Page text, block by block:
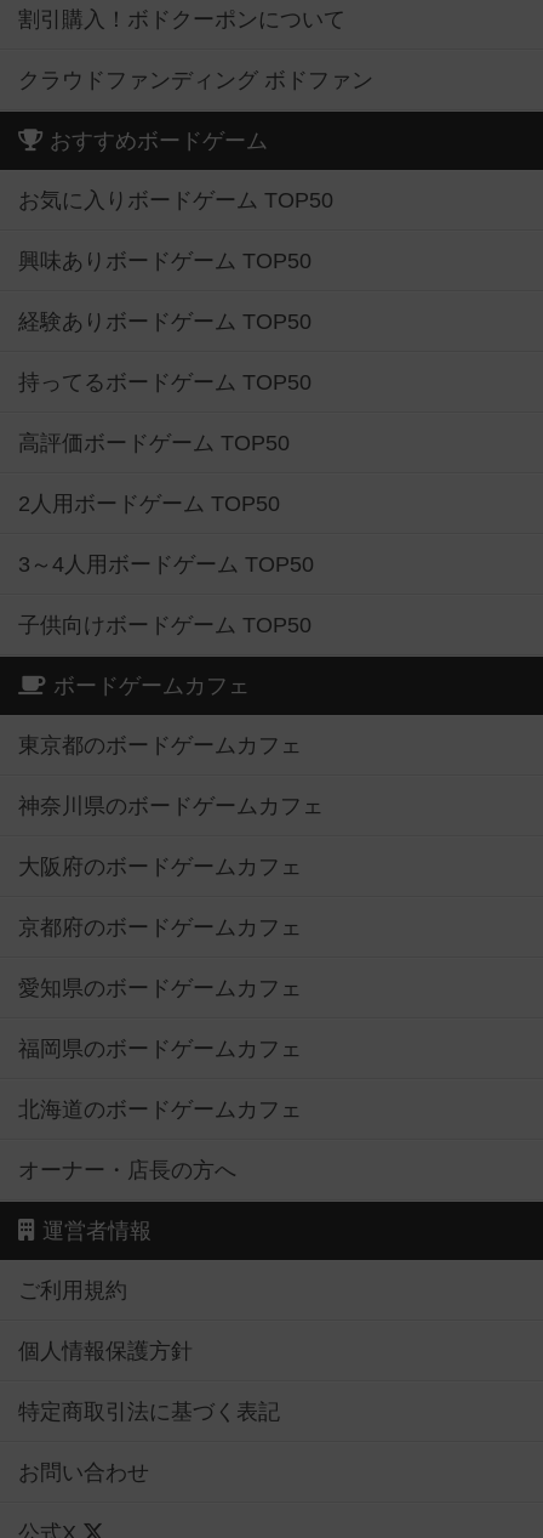
割引購入！ボドクーポンについて
クラウドファンディング ボドファン
おすすめボードゲーム
お気に入りボードゲーム TOP50
興味ありボードゲーム TOP50
経験ありボードゲーム TOP50
持ってるボードゲーム TOP50
高評価ボードゲーム TOP50
2人用ボードゲーム TOP50
3～4人用ボードゲーム TOP50
子供向けボードゲーム TOP50
ボードゲームカフェ
東京都のボードゲームカフェ
神奈川県のボードゲームカフェ
大阪府のボードゲームカフェ
京都府のボードゲームカフェ
愛知県のボードゲームカフェ
福岡県のボードゲームカフェ
北海道のボードゲームカフェ
オーナー・店長の方へ
運営者情報
ご利用規約
個人情報保護方針
特定商取引法に基づく表記
お問い合わせ